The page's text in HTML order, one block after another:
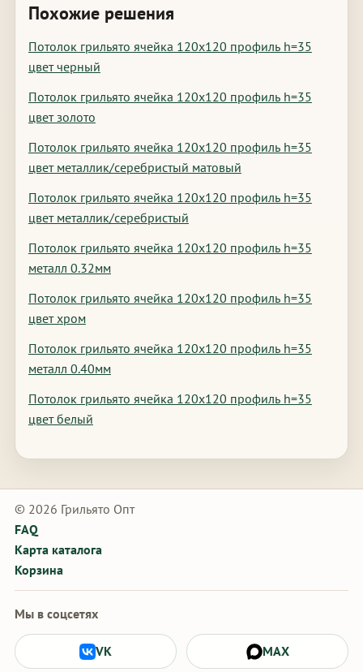
Похожие решения
Потолок грильято ячейка 120х120 профиль h=35
цвет черный
Потолок грильято ячейка 120х120 профиль h=35
цвет золото
Потолок грильято ячейка 120х120 профиль h=35
цвет металлик/серебристый матовый
Потолок грильято ячейка 120х120 профиль h=35
цвет металлик/серебристый
Потолок грильято ячейка 120х120 профиль h=35
металл 0.32мм
Потолок грильято ячейка 120х120 профиль h=35
цвет хром
Потолок грильято ячейка 120х120 профиль h=35
металл 0.40мм
Потолок грильято ячейка 120х120 профиль h=35
цвет белый
© 2026 Грильято Опт
FAQ
Карта каталога
Корзина
Мы в соцсетях
VK MAX